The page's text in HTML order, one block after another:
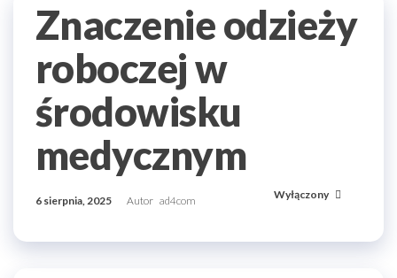
Znaczenie odzieży
roboczej w
środowisku
medycznym
6 sierpnia, 2025 Autor ad4com Wyłączony